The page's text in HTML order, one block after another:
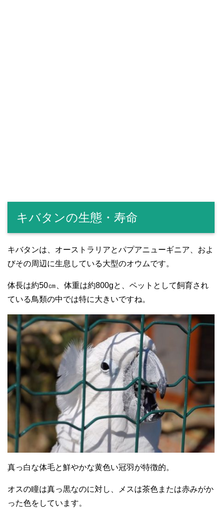
キバタンの生態・寿命
キバタンは、オーストラリアとパプアニューギニア、およ
びその周辺に生息している大型のオウムです。
体長は約50㎝、体重は約800gと、ペットとして飼育され
ている鳥類の中では特に大きいですね。
真っ白な体毛と鮮やかな黄色い冠羽が特徴的。
オスの瞳は真っ黒なのに対し、メスは茶色または赤みがか
った色をしています。